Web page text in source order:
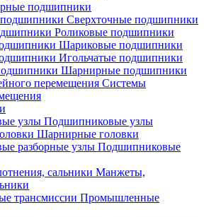
подшипники
Сверхточные подшипники
Роликовые подшипники
Шариковые подшипники
Игольчатые подшипники
Шарнирные подшипники
Системы
Подшипниковые узлы
Шарнирные головки
Подшипниковые
Манжеты,
Промышленные